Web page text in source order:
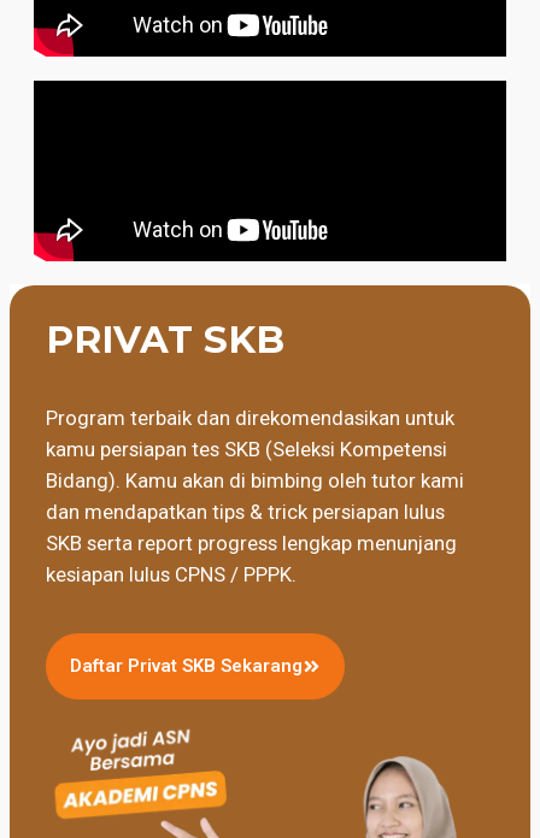
PRIVAT SKB
Program terbaik dan direkomendasikan untuk
kamu persiapan tes SKB (Seleksi Kompetensi
Bidang). Kamu akan di bimbing oleh tutor kami
dan mendapatkan tips & trick persiapan lulus
SKB serta report progress lengkap menunjang
kesiapan lulus CPNS / PPPK.
Daftar Privat SKB Sekarang